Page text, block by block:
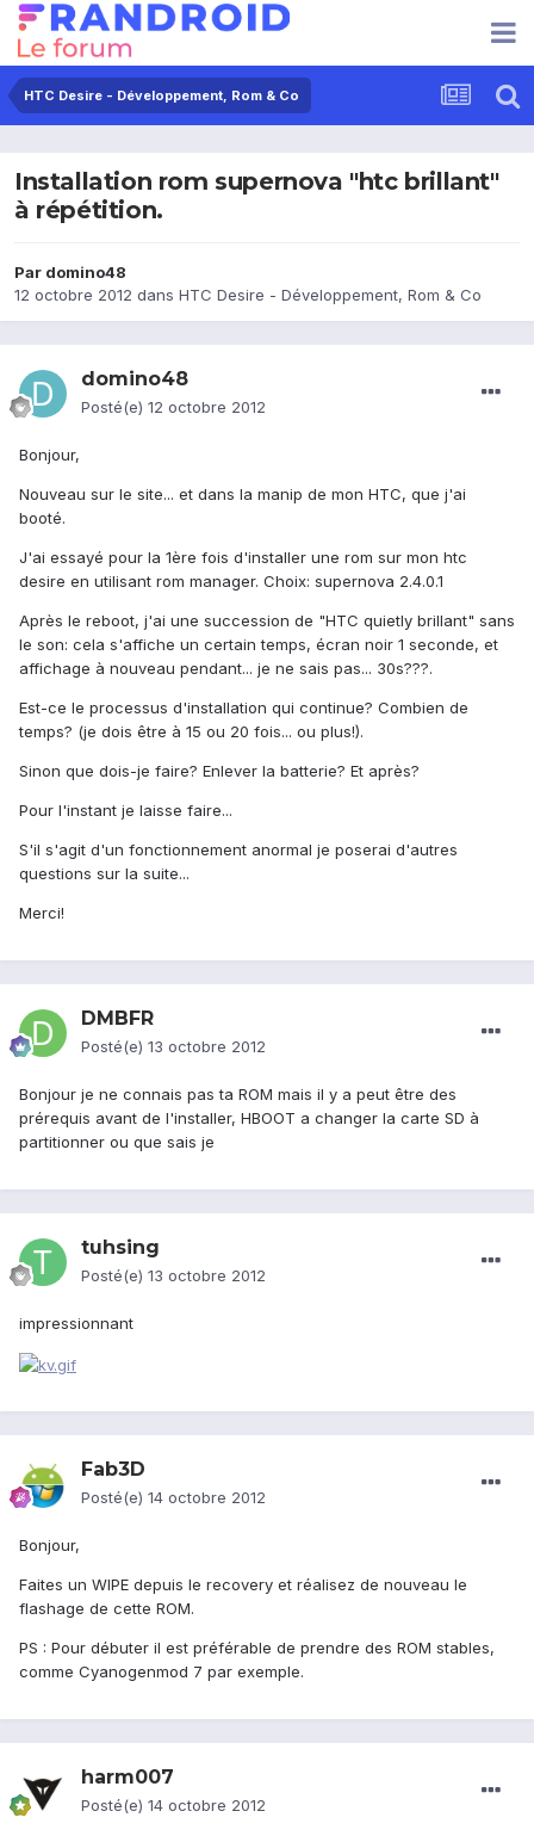
HTC Desire - Développement, Rom & Co
Installation rom supernova "htc brillant"
à répétition.
Par domino48
12 octobre 2012 dans HTC Desire - Développement, Rom & Co
domino48
Posté(e) 12 octobre 2012
Bonjour,
Nouveau sur le site... et dans la manip de mon HTC, que j'ai
booté.
J'ai essayé pour la 1ère fois d'installer une rom sur mon htc
desire en utilisant rom manager. Choix: supernova 2.4.0.1
Après le reboot, j'ai une succession de "HTC quietly brillant" sans
le son: cela s'affiche un certain temps, écran noir 1 seconde, et
affichage à nouveau pendant... je ne sais pas... 30s???.
Est-ce le processus d'installation qui continue? Combien de
temps? (je dois être à 15 ou 20 fois... ou plus!).
Sinon que dois-je faire? Enlever la batterie? Et après?
Pour l'instant je laisse faire...
S'il s'agit d'un fonctionnement anormal je poserai d'autres
questions sur la suite...
Merci!
DMBFR
Posté(e) 13 octobre 2012
Bonjour je ne connais pas ta ROM mais il y a peut être des
prérequis avant de l'installer, HBOOT a changer la carte SD à
partitionner ou que sais je
tuhsing
Posté(e) 13 octobre 2012
impressionnant
Fab3D
Posté(e) 14 octobre 2012
Bonjour,
Faites un WIPE depuis le recovery et réalisez de nouveau le
flashage de cette ROM.
PS : Pour débuter il est préférable de prendre des ROM stables,
comme Cyanogenmod 7 par exemple.
harm007
Posté(e) 14 octobre 2012